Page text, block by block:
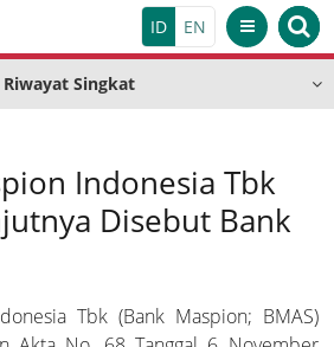
Saham
ID EN
Riwayat Singkat
Visi Misi
Inti Perusahaan
Indonesia Tbk
Disebut Bank
Tbk (Bank Maspion; BMAS)